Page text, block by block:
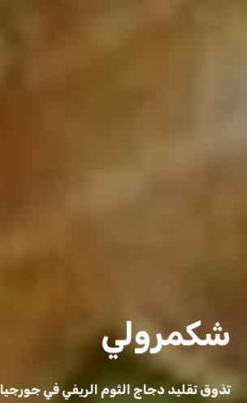
شكمرولي
تذوق تقليد دجاج الثوم الريفي في جورجيا